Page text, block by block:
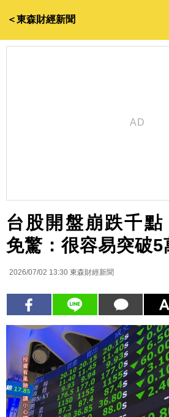
＜東森財經新聞
台股開盤崩跌千
免驚：很容易突破5
2026/07/02 13:30 東森財經新聞